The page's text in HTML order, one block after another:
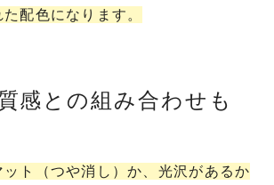
配色になります。
感との組み合わせも
ト（つや消し）か、光沢があるか